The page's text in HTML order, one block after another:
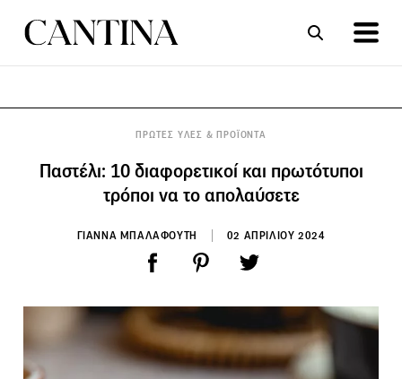
ΣΥΝΤΑΓΕΣ ΑΡΘΡΑ
ΠΡΩΤΕΣ ΥΛΕΣ & ΠΡΟΪΟΝΤΑ
Παστέλι: 10 διαφορετικοί και πρωτότυποι
τρόποι να το απολαύσετε
ΓΙΑΝΝΑ ΜΠΑΛΑΦΟΥΤΗ 02 ΑΠΡΙΛΙΟΥ 2024